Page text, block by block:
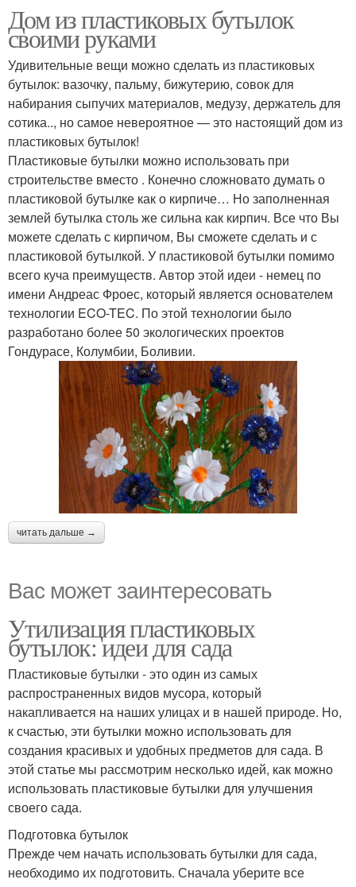
Дом из пластиковых бутылок
своими руками
Удивительные вещи можно сделать из пластиковых
бутылок: вазочку, пальму, бижутерию, совок для
набирания сыпучих материалов, медузу, держатель для
сотика.., но самое невероятное — это настоящий дом из
пластиковых бутылок!
Пластиковые бутылки можно использовать при
строительстве вместо . Конечно сложновато думать о
пластиковой бутылке как о кирпиче… Но заполненная
землей бутылка столь же сильна как кирпич. Все что Вы
можете сделать с кирпичом, Вы сможете сделать и с
пластиковой бутылкой. У пластиковой бутылки помимо
всего куча преимуществ. Автор этой идеи - немец по
имени Андреас Фроес, который является основателем
технологии ECO-TEC. По этой технологии было
разработано более 50 экологических проектов
Гондурасе, Колумбии, Боливии.
читать дальше →
Вас может заинтересовать
Утилизация пластиковых
бутылок: идеи для сада
Пластиковые бутылки - это один из самых
распространенных видов мусора, который
накапливается на наших улицах и в нашей природе. Но,
к счастью, эти бутылки можно использовать для
создания красивых и удобных предметов для сада. В
этой статье мы рассмотрим несколько идей, как можно
использовать пластиковые бутылки для улучшения
своего сада.
Подготовка бутылок
Прежде чем начать использовать бутылки для сада,
необходимо их подготовить. Сначала уберите все